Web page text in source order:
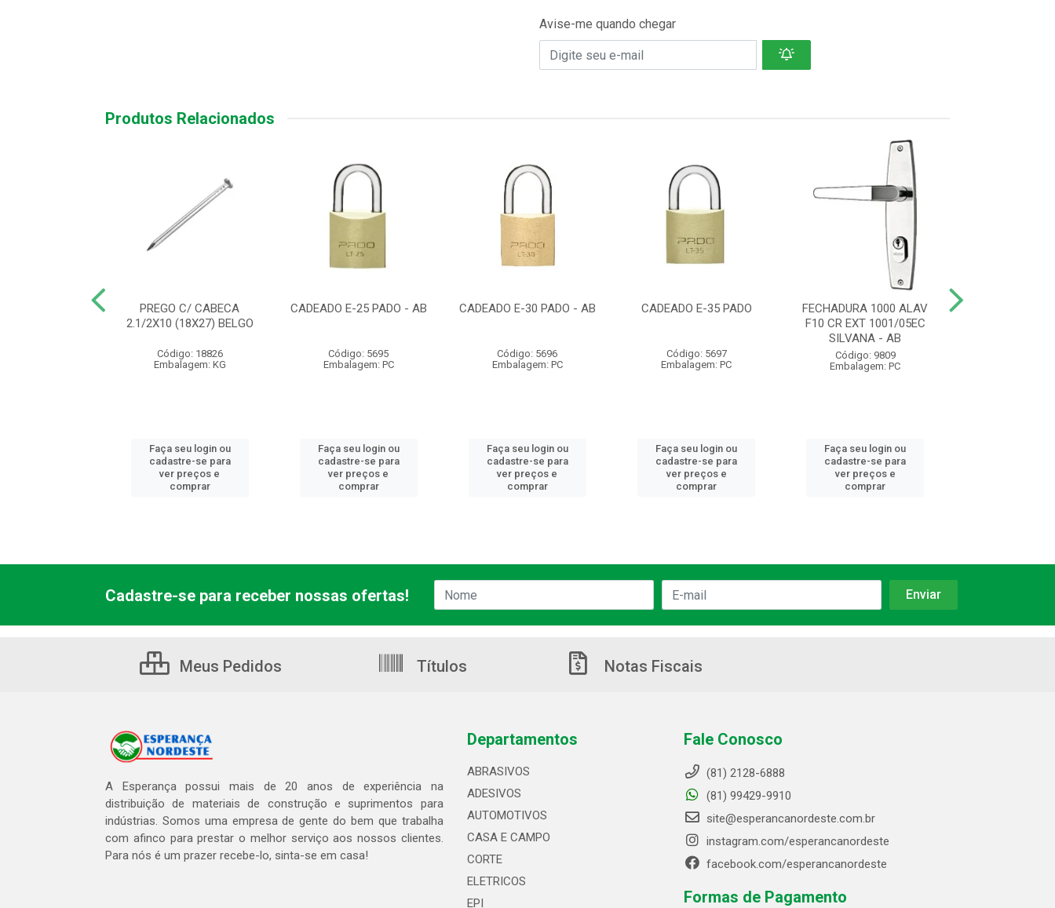
Avise-me quando chegar
Produtos Relacionados
PREGO C/ CABECA
2.1/2X10 (18X27) BELGO
Código: 18826
Embalagem: KG
Faça seu login ou
cadastre-se para
ver preços e
comprar
CADEADO E-25 PADO - AB
Código: 5695
Embalagem: PC
Faça seu login ou
cadastre-se para
ver preços e
comprar
CADEADO E-30 PADO - AB
Código: 5696
Embalagem: PC
Faça seu login ou
cadastre-se para
ver preços e
comprar
CADEADO E-35 PADO
Código: 5697
Embalagem: PC
Faça seu login ou
cadastre-se para
ver preços e
comprar
FECHADURA 1000 ALAV
F10 CR EXT 1001/05EC
SILVANA - AB
Código: 9809
Embalagem: PC
Faça seu login ou
cadastre-se para
ver preços e
comprar
Cadastre-se para receber nossas ofertas!
Meus Pedidos Títulos Notas Fiscais
A Esperança possui mais de 20 anos de experiência na
distribuição de materiais de construção e suprimentos para
indústrias. Somos uma empresa de gente do bem que trabalha
com afinco para prestar o melhor serviço aos nossos clientes.
Para nós é um prazer recebe-lo, sinta-se em casa!
Departamentos
ABRASIVOS
ADESIVOS
AUTOMOTIVOS
CASA E CAMPO
CORTE
ELETRICOS
EPI
Fale Conosco
(81) 2128-6888
(81) 99429-9910
site@esperancanordeste.com.br
instagram.com/esperancanordeste
facebook.com/esperancanordeste
Formas de Pagamento